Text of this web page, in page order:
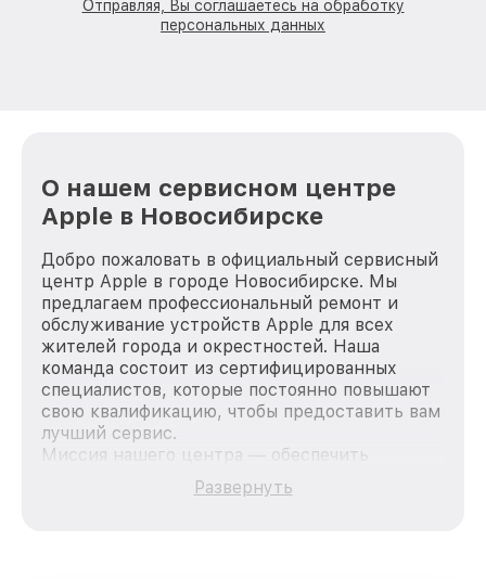
Отправляя, Вы соглашаетесь на обработку
персональных данных
О нашем сервисном центре
Apple в Новосибирске
Добро пожаловать в официальный сервисный
центр Apple в городе Новосибирске. Мы
предлагаем профессиональный ремонт и
обслуживание устройств Apple для всех
жителей города и окрестностей. Наша
команда состоит из сертифицированных
специалистов, которые постоянно повышают
свою квалификацию, чтобы предоставить вам
лучший сервис.
Миссия нашего центра — обеспечить
качественный и доступный ремонт для
каждого пользователя продукции Apple, вне
Развернуть